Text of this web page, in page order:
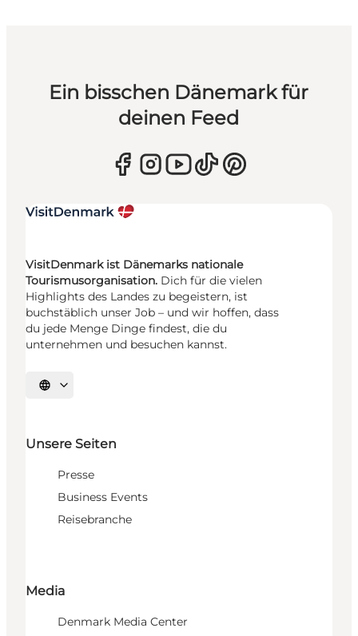
Ein bisschen Dänemark für
deinen Feed
VisitDenmark ist Dänemarks nationale
Tourismusorganisation. Dich für die vielen
Highlights des Landes zu begeistern, ist
buchstäblich unser Job – und wir hoffen, dass
du jede Menge Dinge findest, die du
unternehmen und besuchen kannst.
Sprache auswählen
Unsere Seiten
Presse
Business Events
Reisebranche
Media
Denmark Media Center